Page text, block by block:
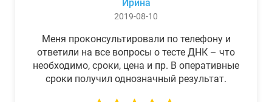
Ирина
2019-08-10
Меня проконсультировали по телефону и
ответили на все вопросы о тесте ДНК – что
необходимо, сроки, цена и пр. В оперативные
сроки получил однозначный результат.